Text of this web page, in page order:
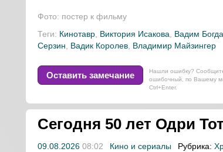
Фото: постер к фильму
Теги: Кинотавр Виктория Исакова Вадим
Серзин
Вадик Королев Владимир Майзингер
Оставить замечание
Нашли ошибку?
ошибочный, по Вашему
Ctrl+Enter.
Сегодня 50 лет Одри
09.08.2026 08:02 Кино и сериалы Рубрика: